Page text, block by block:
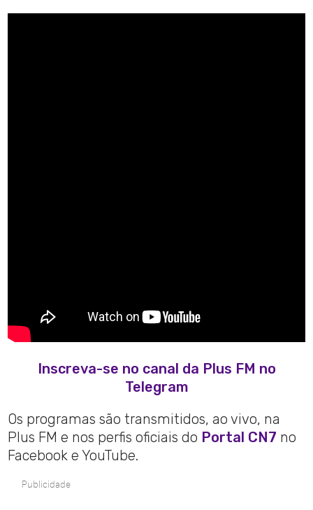
Inscreva-se no canal da Plus FM no
Telegram
Os programas são transmitidos, ao vivo, na
Plus FM e nos perfis oficiais do Portal CN7 no
Facebook e YouTube.
Publicidade